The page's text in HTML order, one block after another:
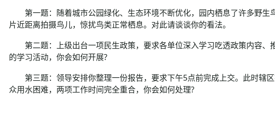
第一题：随着城市公园绿化、生态环境不断优化，园内栖息了许多野生
片近距离拍摄鸟儿，惊扰鸟类正常栖息。对此请谈谈你的看法。
第二题：上级出台一项民生政策，要求各单位深入学习吃透政策内容、
的学习活动，你会如何开展?
第三题：领导安排你整理一份报告，要求下午5点前完成上交。此时辖
众用水困难，两项工作时间完全重合，你会如何处理?